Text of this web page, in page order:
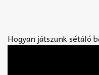
Hogyan játszunk sétáló